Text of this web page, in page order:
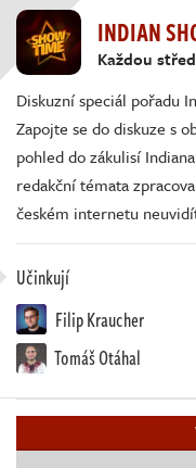
INDIAN
Každou
Diskuzní speciál pořadu
Zapojte se do diskuze s
pohled do zákulisí
redakční témata
českém internetu
Učinkují
Filip Kraucher
Tomáš Otáhal